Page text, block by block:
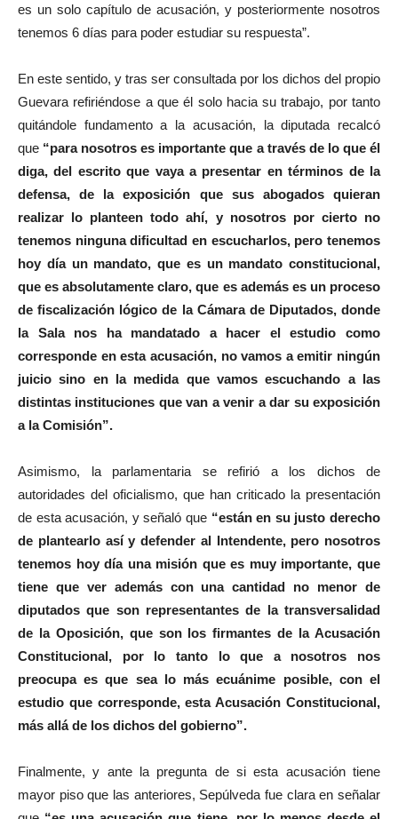
d
e
es un solo capítulo de acusación, y posteriormente nosotros
tenemos 6 días para poder estudiar su respuesta”.
En este sentido, y tras ser consultada por los dichos del propio
Guevara refiriéndose a que él solo hacia su trabajo, por tanto
quitándole fundamento a la acusación, la diputada recalcó
que “para nosotros es importante que a través de lo que él
diga, del escrito que vaya a presentar en términos de la
defensa, de la exposición que sus abogados quieran
realizar lo planteen todo ahí, y nosotros por cierto no
tenemos ninguna dificultad en escucharlos, pero tenemos
hoy día un mandato, que es un mandato constitucional,
que es absolutamente claro, que es además es un proceso
de fiscalización lógico de la Cámara de Diputados, donde
la Sala nos ha mandatado a hacer el estudio como
corresponde en esta acusación, no vamos a emitir ningún
juicio sino en la medida que vamos escuchando a las
distintas instituciones que van a venir a dar su exposición
a la Comisión”.
Asimismo, la parlamentaria se refirió a los dichos de
autoridades del oficialismo, que han criticado la presentación
de esta acusación, y señaló que “están en su justo derecho
de plantearlo así y defender al Intendente, pero nosotros
tenemos hoy día una misión que es muy importante, que
tiene que ver además con una cantidad no menor de
diputados que son representantes de la transversalidad
de la Oposición, que son los firmantes de la Acusación
Constitucional, por lo tanto lo que a nosotros nos
preocupa es que sea lo más ecuánime posible, con el
estudio que corresponde, esta Acusación Constitucional,
más allá de los dichos del gobierno”.
Finalmente, y ante la pregunta de si esta acusación tiene
mayor piso que las anteriores, Sepúlveda fue clara en señalar